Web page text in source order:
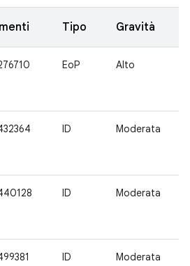
Tipo Gravità
EoP Alto
ID Moderata
ID Moderata
ID Moderata